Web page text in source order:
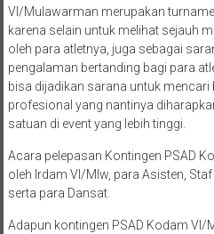
VI/Mulawarman merupakan
karena selain untuk melihat sejauh
oleh para atletnya, juga sebagai
pengalaman bertanding bagi para
bisa dijadikan sarana untuk mencari
profesional yang nantinya
satuan di event yang lebih tinggi.
Acara pelepasan Kontingen PSAD
oleh Irdam VI/Mlw, para Asisten,
serta para Dansat.
Adapun kontingen PSAD Kodam VI/